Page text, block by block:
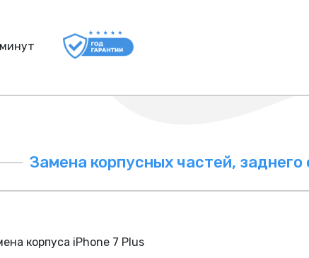
Замена корпусных частей,
корпуса iPhone 7 Plus